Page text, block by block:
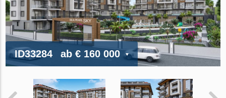
ID33284 ab € 160 000